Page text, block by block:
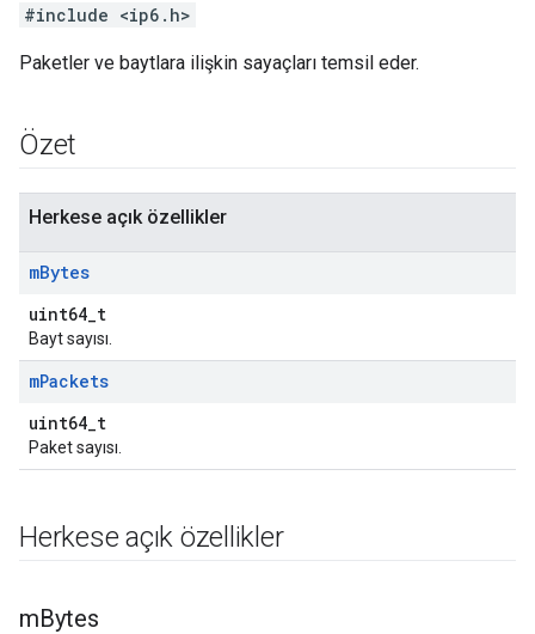
#include <ip6.h>
Paketler ve baytlara ilişkin sayaçları temsil eder.
Özet
Herkese açık özellikler
mBytes
uint64_t
Bayt sayısı.
mPackets
uint64_t
Paket sayısı.
Herkese açık özellikler
mBytes